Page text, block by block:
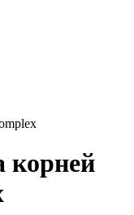
корней